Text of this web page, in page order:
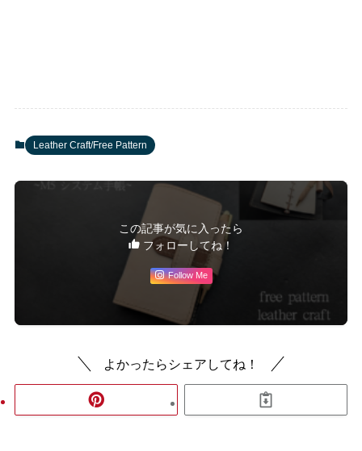
Leather Craft/Free Pattern
この記事が気に入ったら
フォローしてね！
Follow Me
よかったらシェアしてね！